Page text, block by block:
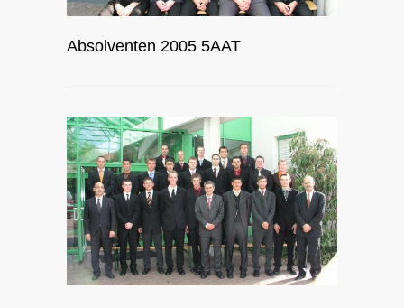
Absolventen 2005 5AAT